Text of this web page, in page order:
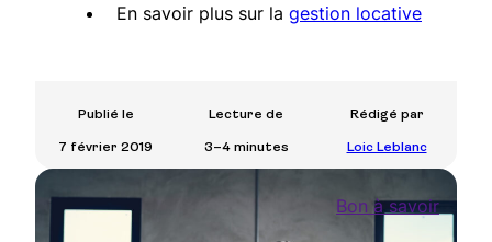
Bon à savoir
En savoir plus sur la gestion locative
Publié le
7 février 2019
Lecture de
3–4 minutes
Rédigé par
Loic Leblanc